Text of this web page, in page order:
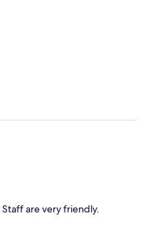
are very friendly.